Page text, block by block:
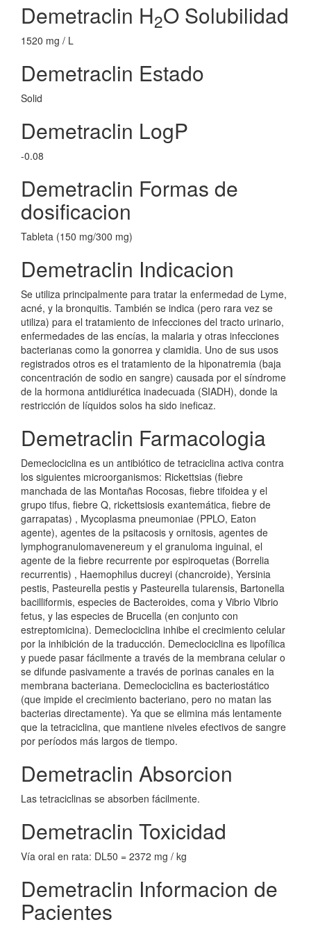
Demetraclin H2O Solubilidad
1520 mg / L
Demetraclin Estado
Solid
Demetraclin LogP
-0.08
Demetraclin Formas de
dosificacion
Tableta (150 mg/300 mg)
Demetraclin Indicacion
Se utiliza principalmente para tratar la enfermedad de Lyme,
acné, y la bronquitis. También se indica (pero rara vez se
utiliza) para el tratamiento de infecciones del tracto urinario,
enfermedades de las encías, la malaria y otras infecciones
bacterianas como la gonorrea y clamidia. Uno de sus usos
registrados otros es el tratamiento de la hiponatremia (baja
concentración de sodio en sangre) causada por el síndrome
de la hormona antidiurética inadecuada (SIADH), donde la
restricción de líquidos solos ha sido ineficaz.
Demetraclin Farmacologia
Demeclociclina es un antibiótico de tetraciclina activa contra
los siguientes microorganismos: Rickettsias (fiebre
manchada de las Montañas Rocosas, fiebre tifoidea y el
grupo tifus, fiebre Q, rickettsiosis exantemática, fiebre de
garrapatas) , Mycoplasma pneumoniae (PPLO, Eaton
agente), agentes de la psitacosis y ornitosis, agentes de
lymphogranulomavenereum y el granuloma inguinal, el
agente de la fiebre recurrente por espiroquetas (Borrelia
recurrentis) , Haemophilus ducreyi (chancroide), Yersinia
pestis, Pasteurella pestis y Pasteurella tularensis, Bartonella
bacilliformis, especies de Bacteroides, coma y Vibrio Vibrio
fetus, y las especies de Brucella (en conjunto con
estreptomicina). Demeclociclina inhibe el crecimiento celular
por la inhibición de la traducción. Demeclociclina es lipofílica
y puede pasar fácilmente a través de la membrana celular o
se difunde pasivamente a través de porinas canales en la
membrana bacteriana. Demeclociclina es bacteriostático
(que impide el crecimiento bacteriano, pero no matan las
bacterias directamente). Ya que se elimina más lentamente
que la tetraciclina, que mantiene niveles efectivos de sangre
por períodos más largos de tiempo.
Demetraclin Absorcion
Las tetraciclinas se absorben fácilmente.
Demetraclin Toxicidad
Vía oral en rata: DL50 = 2372 mg / kg
Demetraclin Informacion de
Pacientes